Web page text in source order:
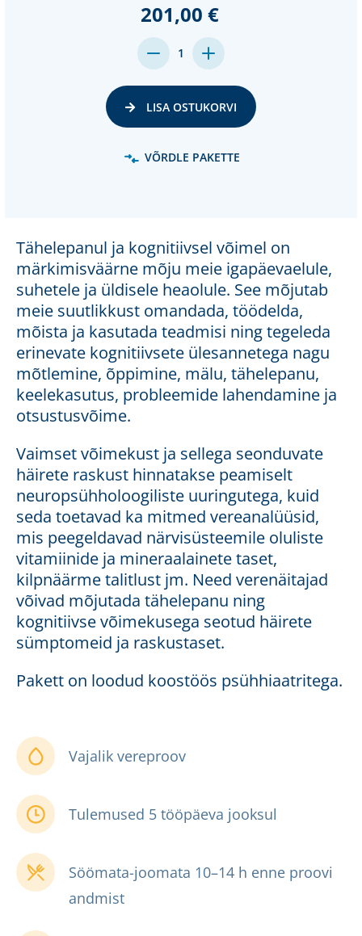
Tähelepanul ja kognitiivsel võimel on
märkimisväärne mõju meie igapäevaelule,
suhetele ja üldisele heaolule. See mõjutab
meie suutlikkust omandada, töödelda,
mõista ja kasutada teadmisi ning tegeleda
erinevate kognitiivsete ülesannetega nagu
mõtlemine, õppimine, mälu, tähelepanu,
keelekasutus, probleemide lahendamine ja
otsustusvõime.
Vaimset võimekust ja sellega seonduvate
häirete raskust hinnatakse peamiselt
neuropsühholoogiliste uuringutega, kuid
seda toetavad ka mitmed vereanalüüsid,
mis peegeldavad närvisüsteemile oluliste
vitamiinide ja mineraalainete taset,
kilpnäärme talitlust jm. Need verenäitajad
võivad mõjutada tähelepanu ning
kognitiivse võimekusega seotud häirete
sümptomeid ja raskustaset.
Pakett on loodud koostöös psühhiaatritega.
Vajalik vereproov
Tulemused 5 tööpäeva jooksul
Söömata-joomata 10–14 h enne proovi
andmist
201,00 €
MENGE
VON
UNDEFINED
1
MENGE
VON
UNDEFINED
LISA OSTUKORVI
VÕRDLE PAKETTE